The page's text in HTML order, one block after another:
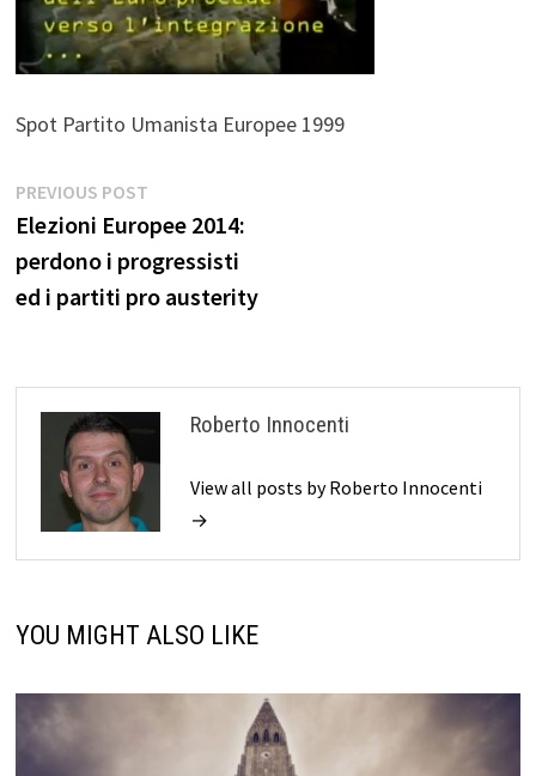
Spot Partito Umanista Europee 1999
Navigazione
articoli
PREVIOUS POSTPrevious
post:
Elezioni Europee 2014:
perdono i progressisti
ed i partiti pro austerity
Roberto Innocenti
View all posts by Roberto Innocenti
→
YOU MIGHT ALSO LIKE